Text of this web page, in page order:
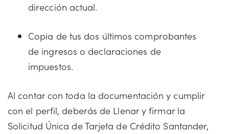
dirección actual.
Copia de tus dos últimos comprobantes
de ingresos o declaraciones de
impuestos.
Al contar con toda la documentación y cumplir
con el perfil, deberás de Llenar y firmar la
Solicitud Única de Tarjeta de Crédito Santander,